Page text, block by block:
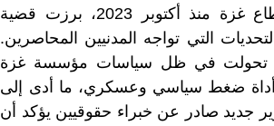
في خضم حرب الإبادة المستمرة ضد سكان قطاع غزة منذ أكتوبر 2023، برزت قضية
التي تواجه المدنيين المحاصرين.
تحولت في ظل سياسات مؤسسة غزة
أداة ضغط سياسي وعسكري، ما أدى إلى
جديد صادر عن خبراء حقوقيين يؤكد أن